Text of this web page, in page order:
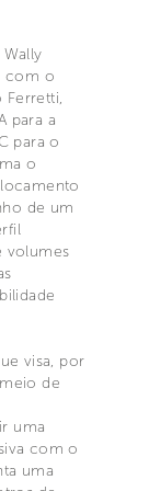
com o
Ferretti,
para a
para o
o
de um
volumes
visa, por
de
uma
com o
uma